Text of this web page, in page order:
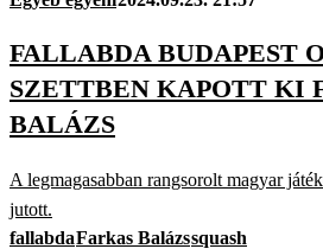
FALLABDA BUDAPEST
SZETTBEN KAPOTT KI
BALÁZS
A legmagasabban rangsorolt magyar
jutott.
fallabdaFarkas Balázssquash